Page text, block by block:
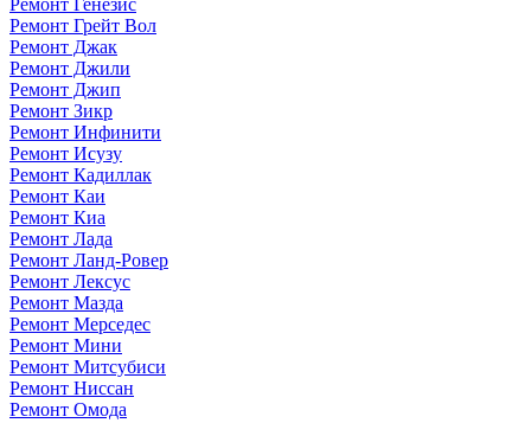
Ремонт Генезис
Ремонт Грейт Вол
Ремонт Джак
Ремонт Джили
Ремонт Джип
Ремонт Зикр
Ремонт Инфинити
Ремонт Исузу
Ремонт Кадиллак
Ремонт Каи
Ремонт Киа
Ремонт Лада
Ремонт Ланд-Ровер
Ремонт Лексус
Ремонт Мазда
Ремонт Мерседес
Ремонт Мини
Ремонт Митсубиси
Ремонт Ниссан
Ремонт Омода